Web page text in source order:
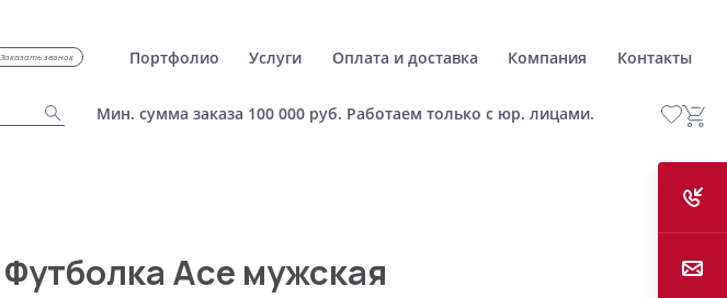
Заказать звонок Портфолио Услуги Оплата и доставка Компания Контакты
Мин. сумма заказа 100 000 руб. Работаем только с юр. лицами.
Футболка Ace мужская